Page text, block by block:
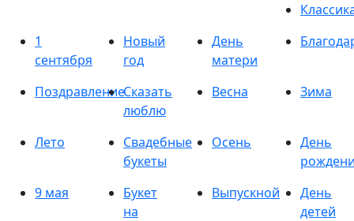
1
сентября
Новый
год
День
матери
ПоздравлениеСказать
люблю
Весна Зима
Лето
Свадебные
букеты
Осень
День
9 мая
Букет
на
Выпускной
День
детей